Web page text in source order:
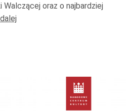
oraz o najbardziej